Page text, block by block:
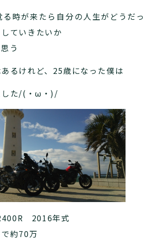
時が来たら自分の人生がどうだっ
ていきたいか
う
るけれど、25歳になった僕は
した/(・ω・)/
2016年式
約70万